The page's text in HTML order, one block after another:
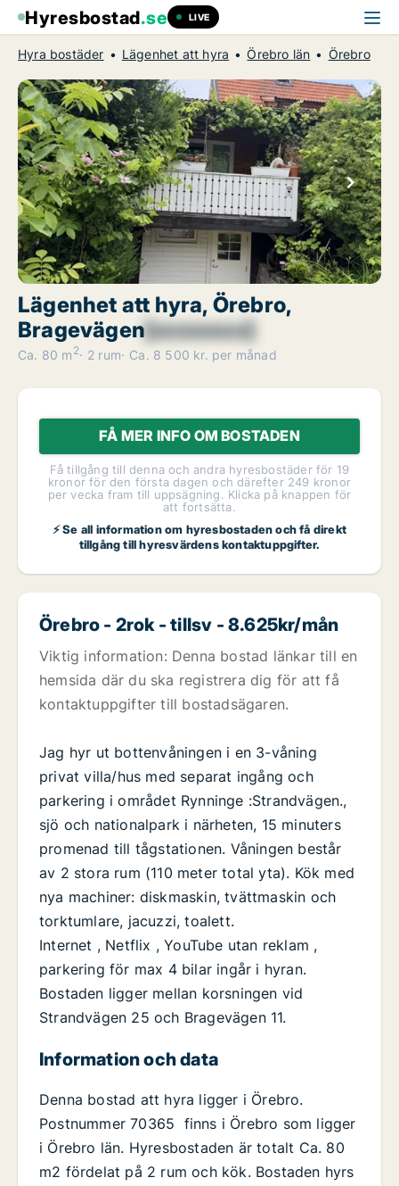
Hyresbostad.se LIVE
Hyra bostäder Lägenhet att hyra Örebro län Örebro
Lägenhet att hyra, Örebro,
Bragevägen[xxxxxxxx]
Ca. 80 m 2 2 rum Ca. 8 500 kr. per månad
FÅ MER INFO OM BOSTADEN
Få tillgång till denna och andra hyresbostäder för 19
kronor för den första dagen och därefter 249 kronor
per vecka fram till uppsägning. Klicka på knappen för
att fortsätta.
⚡ Se all information om hyresbostaden och få direkt
tillgång till hyresvärdens kontaktuppgifter.
Örebro - 2rok - tillsv - 8.625kr/mån
Viktig information: Denna bostad länkar till en
hemsida där du ska registrera dig för att få
kontaktuppgifter till bostadsägaren.
Jag hyr ut bottenvåningen i en 3-våning
privat villa/hus med separat ingång och
parkering i området Rynninge :Strandvägen.,
sjö och nationalpark i närheten, 15 minuters
promenad till tågstationen. Våningen består
av 2 stora rum (110 meter total yta). Kök med
nya machiner: diskmaskin, tvättmaskin och
torktumlare, jacuzzi, toalett.
Internet , Netflix , YouTube utan reklam ,
parkering för max 4 bilar ingår i hyran.
Bostaden ligger mellan korsningen vid
Strandvägen 25 och Bragevägen 11.
Information och data
Denna bostad att hyra ligger i Örebro.
Postnummer 70365 finns i Örebro som ligger
i Örebro län. Hyresbostaden är totalt Ca. 80
m2 fördelat på 2 rum och kök. Bostaden hyrs